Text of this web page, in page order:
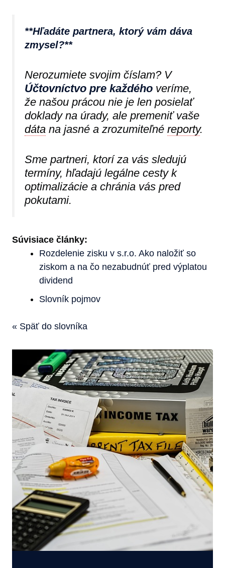
**Hľadáte partnera, ktorý vám dáva
zmysel?**
Nerozumiete svojim číslam? V
Účtovníctvo pre každého veríme,
že našou prácou nie je len posielať
doklady na úrady, ale premeniť vaše
dáta na jasné a zrozumiteľné reporty.
Sme partneri, ktorí za vás sledujú
termíny, hľadajú legálne cesty k
optimalizácie a chránia vás pred
pokutami.
Súvisiace články:
Rozdelenie zisku v s.r.o. Ako naložiť so
ziskom a na čo nezabudnúť pred výplatou
dividend
Slovník pojmov
« Späť do slovníka